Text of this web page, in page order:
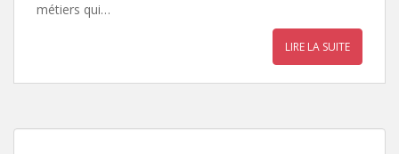
métiers qui…
LIRE LA SUITE